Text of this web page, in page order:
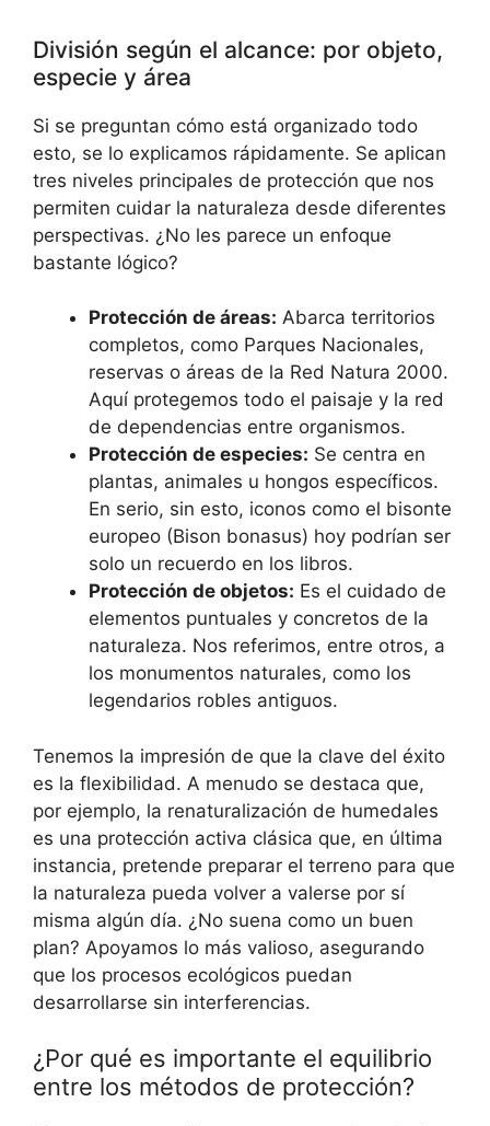
División según el alcance: por objeto,
especie y área
Si se preguntan cómo está organizado todo
esto, se lo explicamos rápidamente. Se aplican
tres niveles principales de protección que nos
permiten cuidar la naturaleza desde diferentes
perspectivas. ¿No les parece un enfoque
bastante lógico?
Protección de áreas: Abarca territorios
completos, como Parques Nacionales,
reservas o áreas de la Red Natura 2000.
Aquí protegemos todo el paisaje y la red
de dependencias entre organismos.
Protección de especies: Se centra en
plantas, animales u hongos específicos.
En serio, sin esto, iconos como el bisonte
europeo (Bison bonasus) hoy podrían ser
solo un recuerdo en los libros.
Protección de objetos: Es el cuidado de
elementos puntuales y concretos de la
naturaleza. Nos referimos, entre otros, a
los monumentos naturales, como los
legendarios robles antiguos.
Tenemos la impresión de que la clave del éxito
es la flexibilidad. A menudo se destaca que,
por ejemplo, la renaturalización de humedales
es una protección activa clásica que, en última
instancia, pretende preparar el terreno para que
la naturaleza pueda volver a valerse por sí
misma algún día. ¿No suena como un buen
plan? Apoyamos lo más valioso, asegurando
que los procesos ecológicos puedan
desarrollarse sin interferencias.
¿Por qué es importante el equilibrio
entre los métodos de protección?